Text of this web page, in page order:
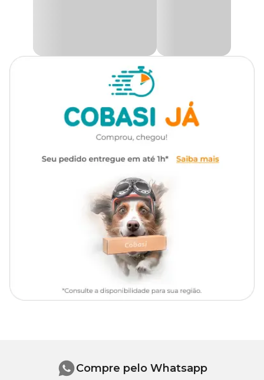
Compre pelo Whatsapp